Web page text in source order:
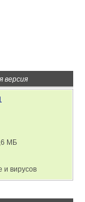
версия
МБ
и вирусов